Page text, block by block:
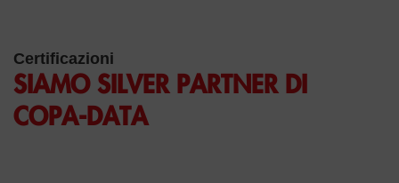
Certificazioni
SIAMO SILVER PARTNER DI
COPA-DATA